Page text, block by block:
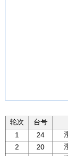
轮次
台号
1
24
2
20